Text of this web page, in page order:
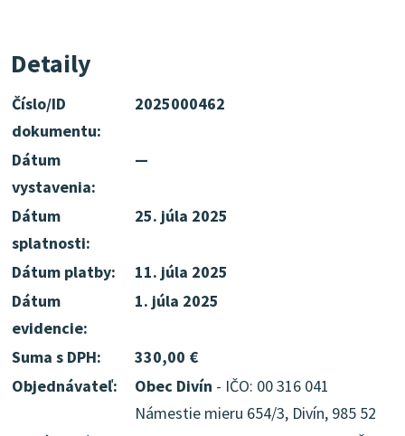
Detaily
Číslo/ID
dokumentu:
2025000462
Dátum
vystavenia:
—
Dátum
splatnosti:
25. júla 2025
Dátum platby:
11. júla 2025
Dátum
evidencie:
1. júla 2025
Suma s DPH:
330,00 €
Objednávateľ:
Obec Divín - IČO: 00 316 041
Námestie mieru 654/3, Divín, 985 52